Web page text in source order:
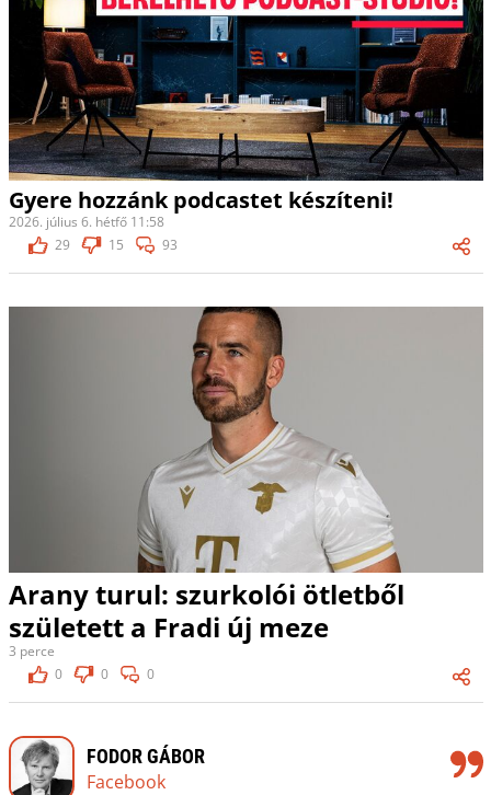
Gyere hozzánk podcastet készíteni!
2026. július 6. hétfő 11:58
29
15 93
Arany turul: szurkolói ötletből
született a Fradi új meze
3 perce
0
0 0
FODOR GÁBOR
Facebook